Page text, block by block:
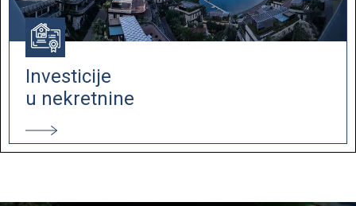
Investicije
u nekretnine